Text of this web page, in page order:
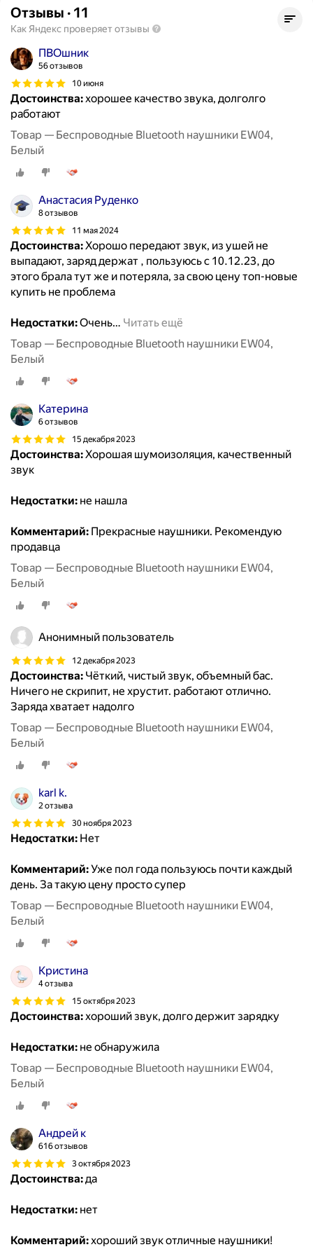
Отзывы · 11
Как Яндекс проверяет отзывы
ПВОшник
56 отзывов
10 июня
Достоинства:хорошее качество звука, долголго
работают
Товар — Беспроводные Bluetooth наушники EW04,
Белый
Анастасия Руденко
8 отзывов
11 мая 2024
Достоинства:Хорошо передают звук, из ушей не
выпадают, заряд держат , пользуюсь с 10.12.23, до
этого брала тут же и потеряла, за свою цену топ-новые
купить не проблема
Недостатки:Очень… Читать ещё
Товар — Беспроводные Bluetooth наушники EW04,
Белый
Катерина
6 отзывов
15 декабря 2023
Достоинства:Хорошая шумоизоляция, качественный
звук
Недостатки: не нашла
Комментарий: Прекрасные наушники. Рекомендую
продавца
Товар — Беспроводные Bluetooth наушники EW04,
Белый
Анонимный пользователь
12 декабря 2023
Достоинства: Чёткий, чистый звук, объемный бас.
Ничего не скрипит, не хрустит. работают отлично.
Заряда хватает надолго
Товар — Беспроводные Bluetooth наушники EW04,
Белый
karl k.
2 отзыва
30 ноября 2023
Недостатки: Нет
Комментарий:Уже пол года пользуюсь почти каждый
день. За такую цену просто супер
Товар — Беспроводные Bluetooth наушники EW04,
Белый
Кристина
4 отзыва
15 октября 2023
Достоинства:хороший звук, долго держит зарядку
Недостатки: не обнаружила
Товар — Беспроводные Bluetooth наушники EW04,
Белый
Андрей к
616 отзывов
3 октября 2023
Достоинства:да
Недостатки: нет
Комментарий:хороший звук отличные наушники!